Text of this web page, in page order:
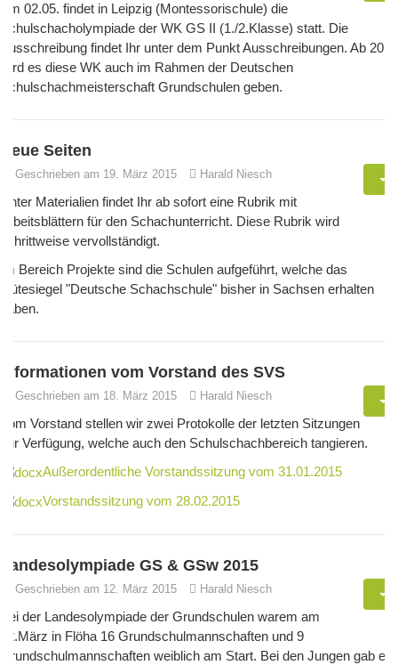
Am 02.05. findet in Leipzig (Montessorischule) die
Schulschacholympiade der WK GS II (1./2.Klasse) statt. Die
Ausschreibung findet Ihr unter dem Punkt Ausschreibungen. Ab 2016
wird es diese WK auch im Rahmen der Deutschen
Schulschachmeisterschaft Grundschulen geben.
Neue Seiten
Geschrieben am 19. März 2015 Harald Niesch
Unter Materialien findet Ihr ab sofort eine Rubrik mit
Arbeitsblättern für den Schachunterricht. Diese Rubrik wird
schrittweise vervollständigt.
Im Bereich Projekte sind die Schulen aufgeführt, welche das
Gütesiegel "Deutsche Schachschule" bisher in Sachsen erhalten
haben.
Informationen vom Vorstand des SVS
Geschrieben am 18. März 2015 Harald Niesch
Vom Vorstand stellen wir zwei Protokolle der letzten Sitzungen
zur Verfügung, welche auch den Schulschachbereich tangieren.
Außerordentliche Vorstandssitzung vom 31.01.2015
Vorstandssitzung vom 28.02.2015
Landesolympiade GS & GSw 2015
Geschrieben am 12. März 2015 Harald Niesch
Bei der Landesolympiade der Grundschulen warem am
12.März in Flöha 16 Grundschulmannschaften und 9
Grundschulmannschaften weiblich am Start. Bei den Jungen gab es